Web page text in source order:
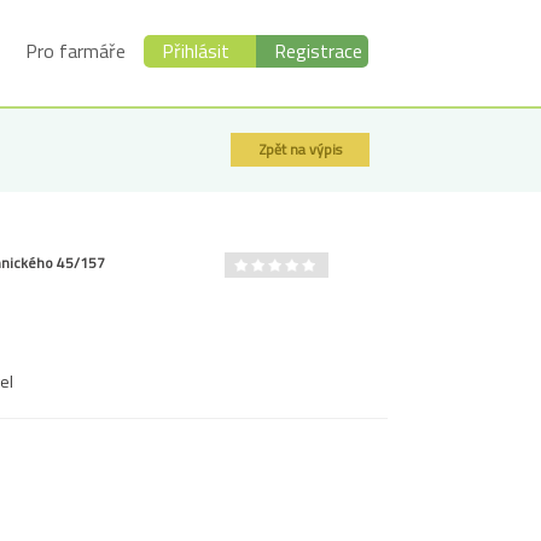
Pro farmáře Přihlásit Registrace
Zpět na výpis
45/157